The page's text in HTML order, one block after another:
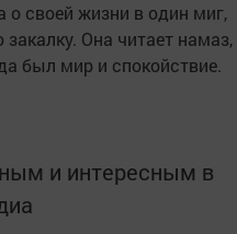
о своей жизни в один миг,
Она читает намаз,
был мир и спокойствие.
и интересным в